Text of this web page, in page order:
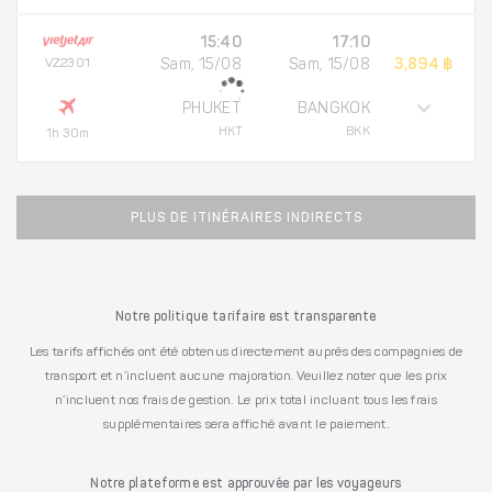
VZ2301
1h 30m
15:40
Sam, 15/08
PHUKET
HKT
17:10
Sam, 15/08
BANGKOK
BKK
3,894 ฿
PLUS DE ITINÉRAIRES INDIRECTS
Notre politique tarifaire est transparente
Les tarifs affichés ont été obtenus directement auprès des compagnies de
transport et n’incluent aucune majoration. Veuillez noter que les prix
n’incluent nos frais de gestion. Le prix total incluant tous les frais
supplémentaires sera affiché avant le paiement.
Notre plateforme est approuvée par les voyageurs